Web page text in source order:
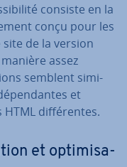
consiste en la
conçu pour les
de la version
assez
semblent si­mi­
et
HTML dif­fé­rentes.
et op­ti­mi­sa­